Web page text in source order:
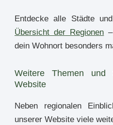
Entdecke alle Städte
Übersicht der Regionen
dein Wohnort besonders
Weitere Themen und
Website
Neben regionalen
unserer Website viele